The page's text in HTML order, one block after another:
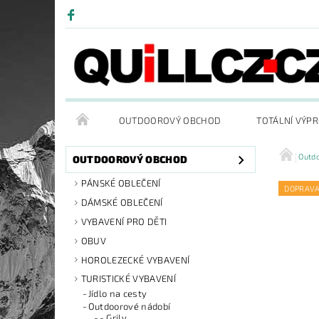
OUTDOOROVÝ OBCHOD TOTÁLNÍ
OUTDOOROVÝ OBCHOD
PÁNSKÉ OBLEČENÍ
DÁMSKÉ OBLEČENÍ
VYBAVENÍ PRO DĚTI
OBUV
HOROLEZECKÉ VYBAVENÍ
TURISTICKÉ VYBAVENÍ
Jídlo na cesty
Outdoorové nádobí